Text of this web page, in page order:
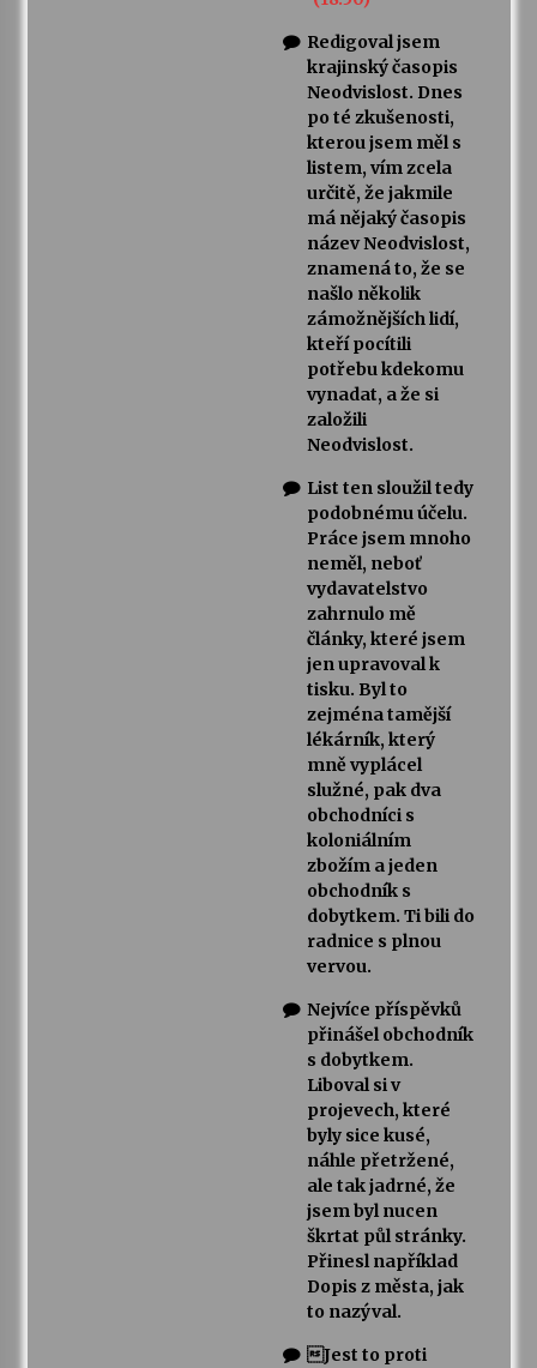
Redigoval jsem
krajinský časopis
Neodvislost. Dnes
po té zkušenosti,
kterou jsem měl s
listem, vím zcela
určitě, že jakmile
má nějaký časopis
název Neodvislost,
znamená to, že se
našlo několik
zámožnějších lidí,
kteří pocítili
potřebu kdekomu
vynadat, a že si
založili
Neodvislost.
List ten sloužil tedy
podobnému účelu.
Práce jsem mnoho
neměl, neboť
vydavatelstvo
zahrnulo mě
články, které jsem
jen upravoval k
tisku. Byl to
zejména tamější
lékárník, který
mně vyplácel
služné, pak dva
obchodníci s
koloniálním
zbožím a jeden
obchodník s
dobytkem. Ti bili do
radnice s plnou
vervou.
Nejvíce příspěvků
přinášel obchodník
s dobytkem.
Liboval si v
projevech, které
byly sice kusé,
náhle přetržené,
ale tak jadrné, že
jsem byl nucen
škrtat půl stránky.
Přinesl například
Dopis z města, jak
to nazýval.
Jest to proti